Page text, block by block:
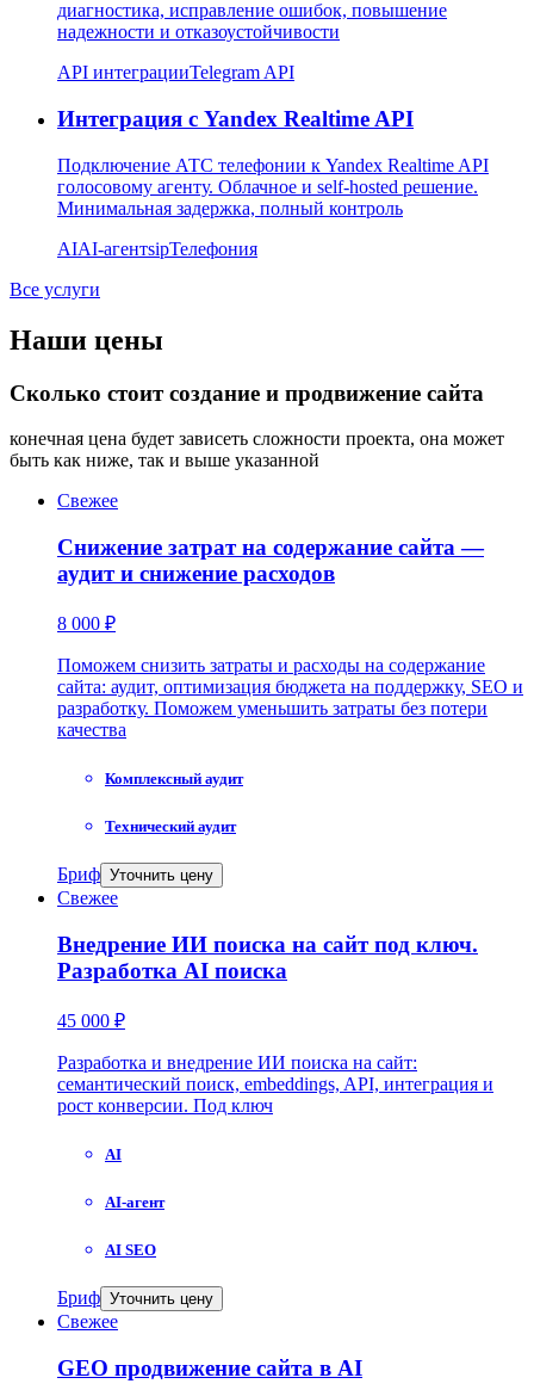
диагностика, исправление ошибок, повышение
надежности и отказоустойчивости
API интеграцииTelegram API
Интеграция с Yandex Realtime API
Подключение АТС телефонии к Yandex Realtime API
голосовому агенту. Облачное и self-hosted решение.
Минимальная задержка, полный контроль
AIAI-агентsipТелефония
Все услуги
Наши цены
Сколько стоит создание и продвижение сайта
конечная цена будет зависеть сложности проекта, она может
быть как ниже, так и выше указанной
Свежее
Снижение затрат на содержание сайта —
аудит и снижение расходов
8 000 ₽
Поможем снизить затраты и расходы на содержание
сайта: аудит, оптимизация бюджета на поддержку, SEO и
разработку. Поможем уменьшить затраты без потери
качества
Комплексный аудит
Технический аудит
Бриф Уточнить цену
Свежее
Внедрение ИИ поиска на сайт под ключ.
Разработка AI поиска
45 000 ₽
Разработка и внедрение ИИ поиска на сайт:
семантический поиск, embeddings, API, интеграция и
рост конверсии. Под ключ
AI
AI-агент
AI SEO
Бриф Уточнить цену
Свежее
GEO продвижение сайта в AI